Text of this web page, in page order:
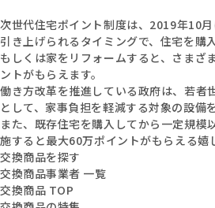
次世代住宅ポイント制度は、2019年10
引き上げられるタイミングで、住宅を購入
もしくは家をリフォームすると、さまざ
ントがもらえます。
働き方改革を推進している政府は、若者
として、家事負担を軽減する対象の設備
また、既存住宅を購入してから一定規模
施すると最大60万ポイントがもらえる嬉
交換商品を探す
交換商品事業者 一覧
交換商品 TOP